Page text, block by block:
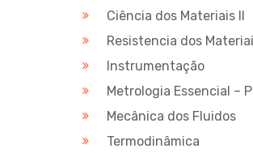
Ciência dos Materiais II
Resistencia dos
Instrumentação
Metrologia Essencial –
Mecânica dos Fluidos
Termodinâmica